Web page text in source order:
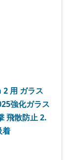
用 ガラス
強化ガラス
飛散防止 2.
着